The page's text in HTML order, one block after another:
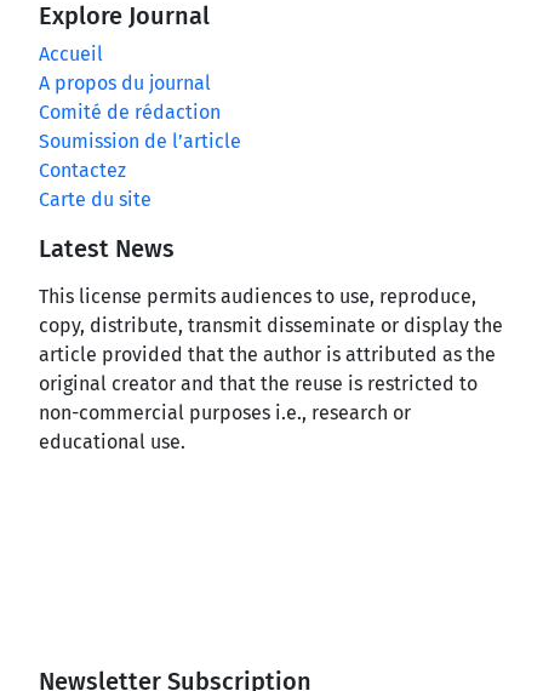
Explore Journal
Accueil
A propos du journal
Comité de rédaction
Soumission de l’article
Contactez
Carte du site
Latest News
This license permits audiences to use, reproduce,
copy, distribute, transmit disseminate or display the
article provided that the author is attributed as the
original creator and that the reuse is restricted to
non-commercial purposes i.e., research or
educational use.
Newsletter Subscription